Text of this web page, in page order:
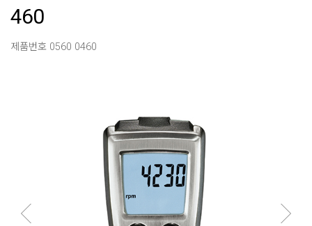
460
제품번호 0560 0460